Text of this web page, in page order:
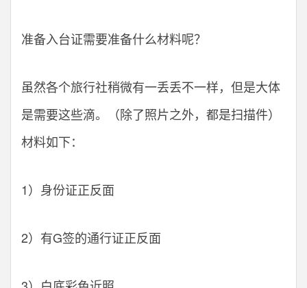
准备入台证需要准备什么材料呢？
虽然各个旅行社稍微有一丢丢不一样，但是大体
是需要这些滴。（除了照片之外，都是扫描件）
材料如下：
1）身份证正反面
2）有G签的通行证正反面